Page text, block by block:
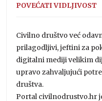
POVEĆATI VIDLJIVOST
Civilno društvo već
prilagodljivi, jeftini za
digitalni mediji velikim
upravo zahvaljujući
društva.
Portal civilnodrustvo.hr